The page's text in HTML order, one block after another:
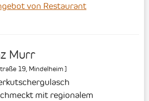
von Restaurant
Murr
19 Mindelheim]
mit regionalem